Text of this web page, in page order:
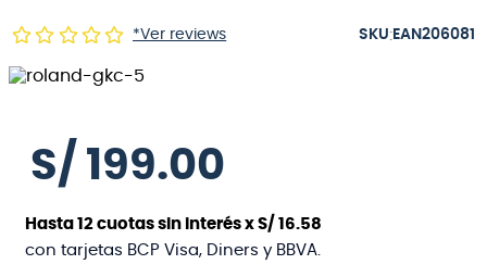
*Ver reviews :EAN206081
S/ 199.00
Hasta12 cuotas sin interés xS/ 16.58
con tarjetas BCP Visa, Diners y BBVA.